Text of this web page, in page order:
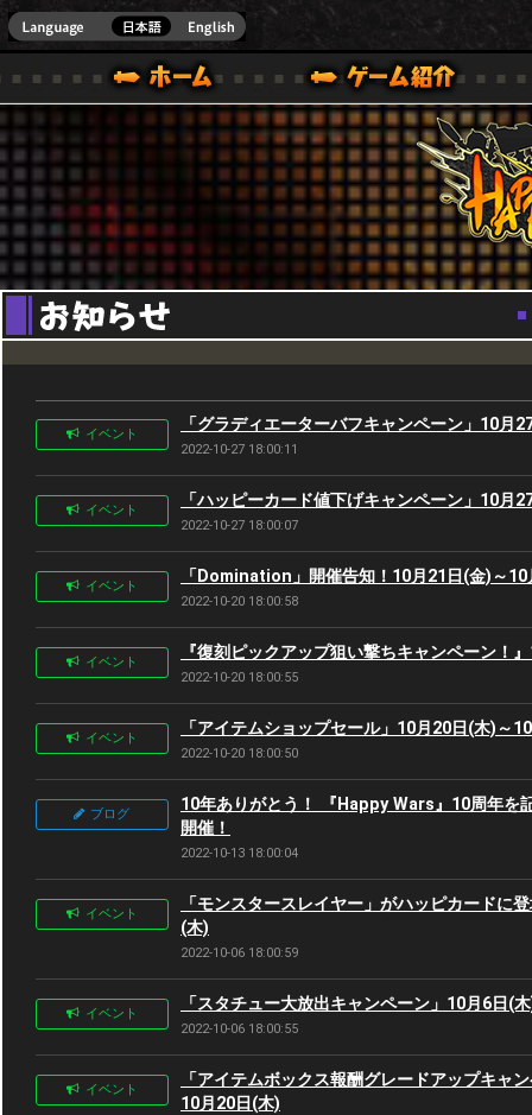
Youtube
ONE VER.]
ガイド
ル｜HAPPY WARS(ハッピーウォーズ)公式サイト [ XBOX 360,XBOX ONE VER.]
サポート | HAPPY WARS(ハッピーウォーズ)公式サイ
イベント 「グラディエーターバフキャンペーン」10月
2022-10-27 18:00:11
イベント 「ハッピーカード値下げキャンペーン」10月
2022-10-27 18:00:07
イベント 「Domination」開催告知！10月21日(金)～
2022-10-20 18:00:58
イベント 『復刻ピックアップ狙い撃ちキャンペーン！
2022-10-20 18:00:55
イベント 「アイテムショップセール」10月20日(木)～
2022-10-20 18:00:50
ブログ
10年ありがとう！ 『Happy Wars』10周年を
開催！
2022-10-13 18:00:04
イベント
「モンスタースレイヤー」がハッピカードに
(木)
2022-10-06 18:00:59
イベント 「スタチュー大放出キャンペーン」10月6日(
2022-10-06 18:00:55
イベント
「アイテムボックス報酬グレードアップキャ
10月20日(木)